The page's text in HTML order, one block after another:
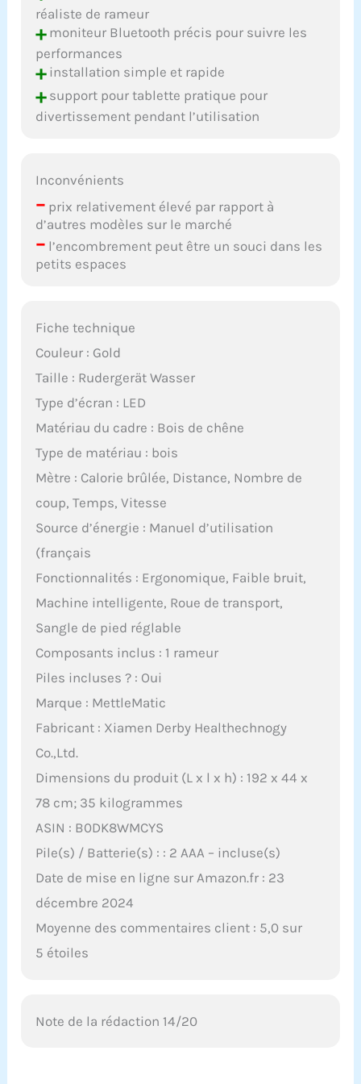
atteindre vos objectifs de
fitness en toute
réaliste de rameur
+moniteur Bluetooth précis pour suivre les
performances
+installation simple et rapide
+support pour tablette pratique pour
divertissement pendant l’utilisation
Inconvénients
– prix relativement élevé par rapport à
d’autres modèles sur le marché
– l’encombrement peut être un souci dans les
petits espaces
Fiche technique
Couleur : Gold
Taille : Rudergerät Wasser
Type d’écran : LED
Matériau du cadre : Bois de chêne
Type de matériau : bois
Mètre : Calorie brûlée, Distance, Nombre de
coup, Temps, Vitesse
Source d’énergie : Manuel d’utilisation
(français
Fonctionnalités : Ergonomique, Faible bruit,
Machine intelligente, Roue de transport,
Sangle de pied réglable
Composants inclus : 1 rameur
Piles incluses ? : Oui
Marque : MettleMatic
Fabricant : Xiamen Derby Healthechnogy
Co.,Ltd.
Dimensions du produit (L x l x h) : 192 x 44 x
78 cm; 35 kilogrammes
ASIN : B0DK8WMCYS
Pile(s) / Batterie(s) : : 2 AAA – incluse(s)
Date de mise en ligne sur Amazon.fr : 23
décembre 2024
Moyenne des commentaires client : 5,0 sur
5 étoiles
Note de la rédaction 14/20